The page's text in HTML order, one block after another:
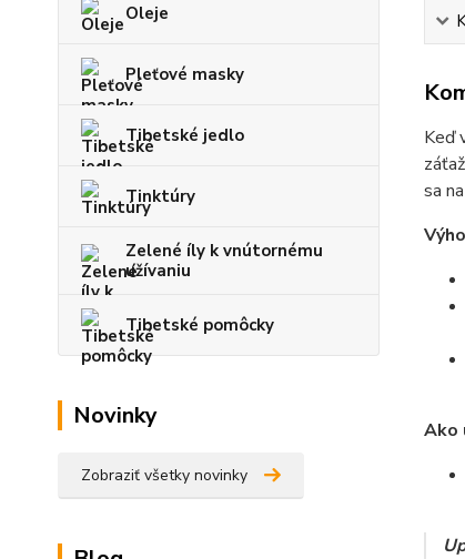
Oleje
Pleťové masky
Tibetské jedlo
Tinktúry
Zelené íly k vnútornému
užívaniu
Tibetské pomôcky
Novinky
Zobraziť všetky novinky
Keď
sa
Ako